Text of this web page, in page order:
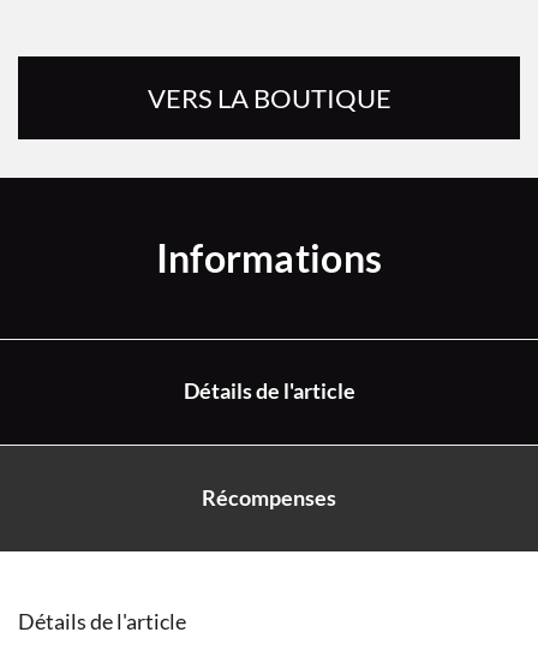
VERS LA BOUTIQUE
Informations
Détails de l'article
Récompenses
Détails de l'article